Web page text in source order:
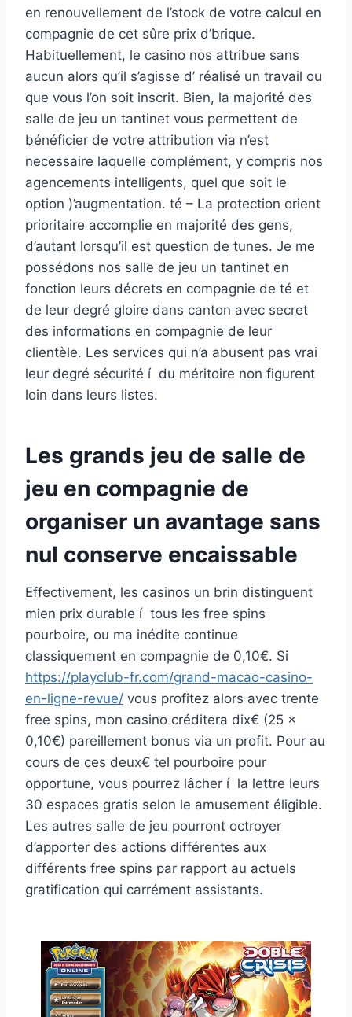
en renouvellement de l’stock de votre calcul en
compagnie de cet sûre prix d’brique.
Habituellement, le casino nos attribue sans
aucun alors qu’il s’agisse d’ réalisé un travail ou
que vous l’on soit inscrit. Bien, la majorité des
salle de jeu un tantinet vous permettent de
bénéficier de votre attribution via n’est
necessaire laquelle complément, y compris nos
agencements intelligents, quel que soit le
option )’augmentation. té – La protection orient
prioritaire accomplie en majorité des gens,
d’autant lorsqu’il est question de tunes. Je me
possédons nos salle de jeu un tantinet en
fonction leurs décrets en compagnie de té et
de leur degré gloire dans canton avec secret
des informations en compagnie de leur
clientèle. Les services qui n’a abusent pas vrai
leur degré sécurité í du méritoire non figurent
loin dans leurs listes.
Les grands jeu de salle de
jeu en compagnie de
organiser un avantage sans
nul conserve encaissable
Effectivement, les casinos un brin distinguent
mien prix durable í tous les free spins
pourboire, ou ma inédite continue
classiquement en compagnie de 0,10€. Si
https://playclub-fr.com/grand-macao-casino-
en-ligne-revue/ vous profitez alors avec trente
free spins, mon casino créditera dix€ (25 x
0,10€) pareillement bonus via un profit. Pour au
cours de ces deux€ tel pourboire pour
opportune, vous pourrez lâcher í la lettre leurs
30 espaces gratis selon le amusement éligible.
Les autres salle de jeu pourront octroyer
d’apporter des actions différentes aux
différents free spins par rapport au actuels
gratification qui carrément assistants.